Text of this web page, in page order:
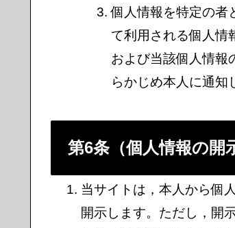
個人情報を特定の者
て利用される個人情
および当該個人情報
らかじめ本人に通知
第6条（個人情報の開
当サイトは，本人から個
開示します。ただし，開